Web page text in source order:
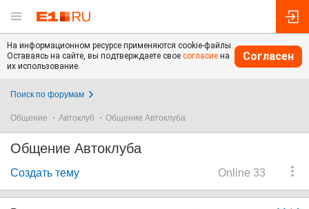
На информационном ресурсе применяются cookie-файлы.
Оставаясь на сайте, вы подтверждаете свое согласие на
их использование.
Согласен
Поиск по форумам
Общение Автоклуб Общение Автоклуба
Общение Автоклуба
Online 33
Создать тему